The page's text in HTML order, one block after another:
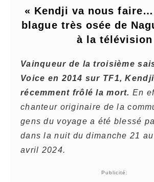
« Kendji va nous faire…
blague très osée de
à la télévision
Vainqueur de la troisième
Voice en 2014 sur TF1,
récemment frôlé la mort. En
chanteur originaire de la
gens du voyage a été blessé
dans la nuit du dimanche 21
avril 2024.
Publicité: